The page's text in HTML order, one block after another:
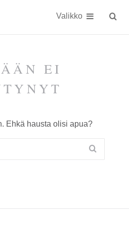
Valikko
Hae
EI
Ehkä hausta olisi apua?